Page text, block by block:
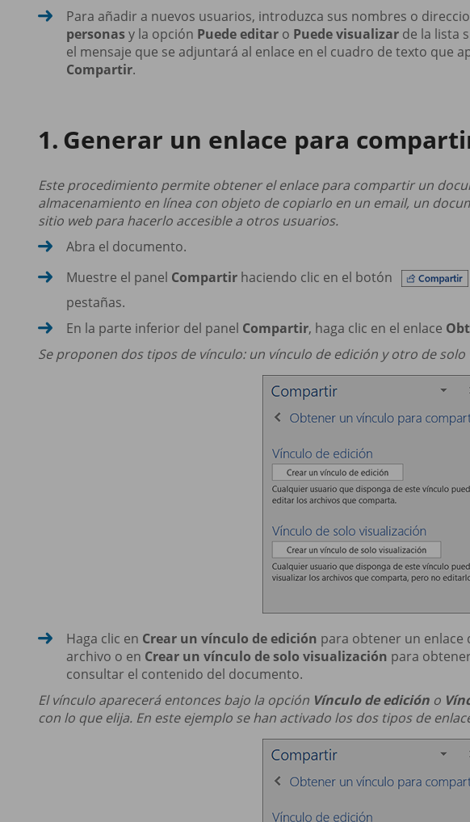
Para añadir a nuevos usuarios, introduzca sus nombres o
personasy la opción Puede editar o Puede visualizar de la lista
el mensaje que se adjuntará al enlace en el cuadro de texto que
Compartir.
Generar un enlace para
Este procedimiento permite obtener el enlace para compartir un
almacenamiento en línea con objeto de copiarlo en un email, un
sitio web para hacerlo accesible a otros usuarios.
Abra el documento.
Muestre el panel Compartir haciendo clic en el botón
pestañas.
En la parte inferior del panel Compartir, haga clic en el enlace
Se proponen dos tipos de vínculo: un vínculo de edición y otro de solo
Haga clic en Crear un vínculo de edición para obtener un enlace
archivo o en Crear un vínculo de solo visualización para
consultar el contenido del documento.
El vínculo aparecerá entonces bajo la opción Vínculo de edición o
con lo que elija. En este ejemplo se han activado los dos tipos de